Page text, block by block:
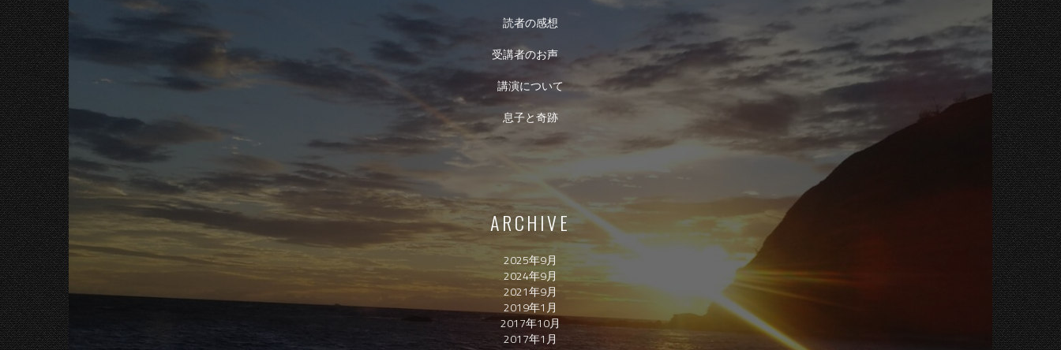
読者の感想
受講者のお声
講演について
息子と奇跡
ARCHIVE
2025年9月
2024年9月
2021年9月
2019年1月
2017年10月
2017年1月